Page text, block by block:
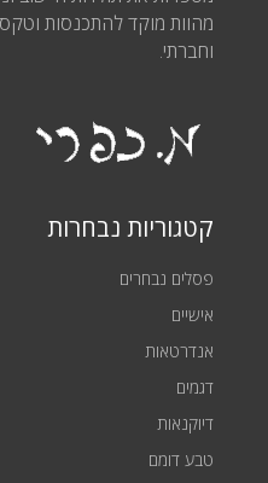
מהוות מוקד להתכנסות
וחברתי.
קטגוריות נבחרות
פסלים נבחרים
אישיים
אנדרטאות
דגמים
דיוקנאות
טבע דומם